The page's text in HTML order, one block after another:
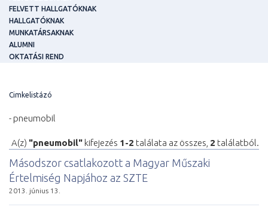
FELVETT HALLGATÓKNAK
HALLGATÓKNAK
MUNKATÁRSAKNAK
ALUMNI
OKTATÁSI REND
Cimkelistázó
- pneumobil
A(z) "pneumobil" kifejezés 1-2 találata az összes, 2 találatból.
Másodszor csatlakozott a Magyar Műszaki
Értelmiség Napjához az SZTE
2013. június 13.